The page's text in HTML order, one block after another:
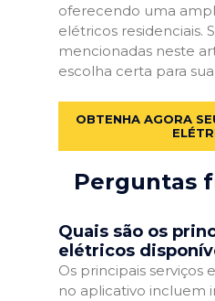
oferecendo uma
elétricos residenciais.
mencionadas neste
escolha certa para sua
OBTENHA AGORA
Perguntas
Quais são os
elétricos
Os principais serviços
no aplicativo incluem